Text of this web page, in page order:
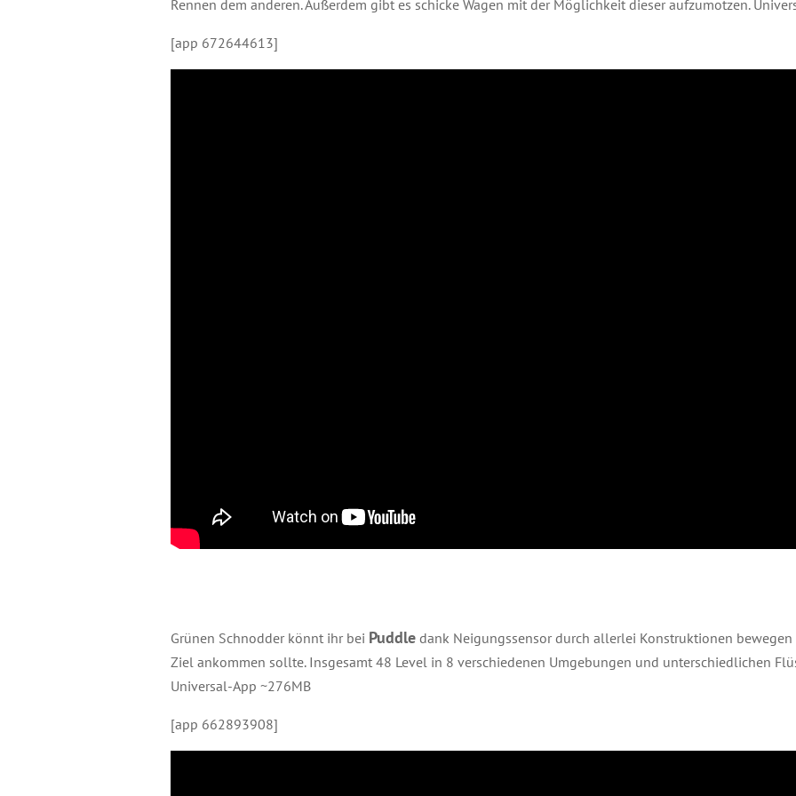
Rennen dem anderen. Außerdem gibt es schicke Wagen mit der Möglichkeit dieser aufzumotzen.
[app 672644613]
Grünen Schnodder könnt ihr bei Puddle dank Neigungssensor durch allerlei Konstruktionen
Ziel ankommen sollte. Insgesamt 48 Level in 8 verschiedenen Umgebungen und unterschiedlichen
Universal-App ~276MB
[app 662893908]